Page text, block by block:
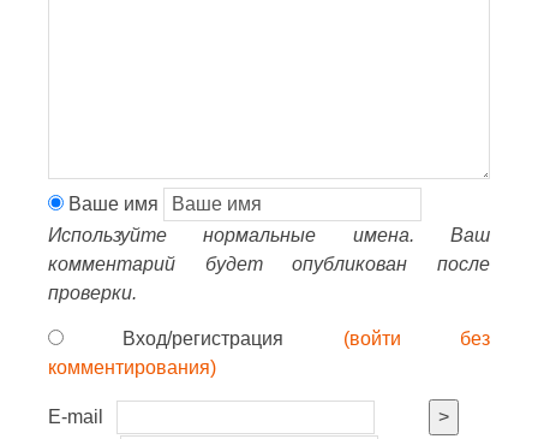
Ваше имя
Используйте нормальные имена. Ваш
комментарий будет опубликован после
проверки.
Вход/регистрация (войти без
комментирования)
E-mail
>